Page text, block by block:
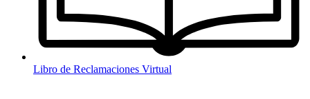
Libro de Reclamaciones Virtual